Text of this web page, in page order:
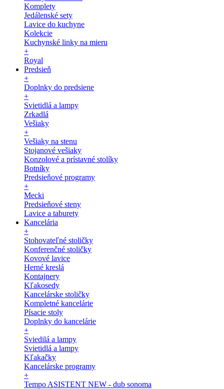
Komplety
Jedálenské sety
Lavice do kuchyne
Kolekcie
Kuchynské linky na mieru
+
Royal
Predsieň
+
Doplnky do predsiene
+
Svietidlá a lampy
Zrkadlá
Vešiaky
+
Vešiaky na stenu
Stojanové vešiaky
Konzolové a prístavné stolíky
Botníky
Predsieňové programy
+
Mecki
Predsieňové steny
Lavice a taburety
Kancelária
+
Stohovateľné stoličky
Konferenčné stoličky
Kovové lavice
Herné kreslá
Kontajnery
Kľakosedy
Kancelárske stoličky
Kompletné kancelárie
Písacie stoly
Doplnky do kancelárie
+
Sviedilá a lampy
Svietidlá a lampy
Kľakačky
Kancelárske programy
+
Tempo ASISTENT NEW - dub sonoma